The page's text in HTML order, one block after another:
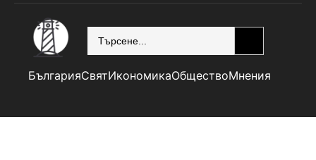
БългарияСвятИкономикаОбществоМнения